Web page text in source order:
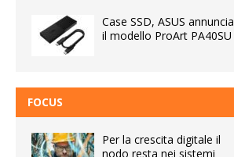
Case SSD, ASUS annuncia
il modello ProArt PA40SU
FOCUS
Per la crescita digitale il
nodo resta nei sistemi